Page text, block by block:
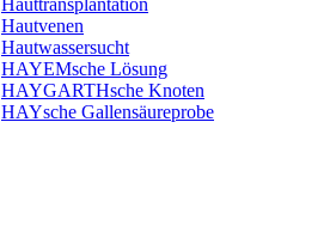
Hauttransplantation
Hautvenen
Hautwassersucht
HAYEMsche Lösung
HAYGARTHsche Knoten
HAYsche Gallensäureprobe